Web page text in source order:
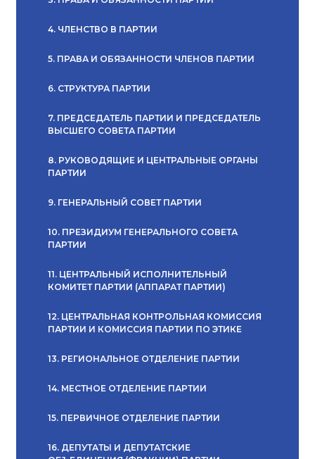
4. ЧЛЕНСТВО В ПАРТИИ
5. ПРАВА И ОБЯЗАННОСТИ ЧЛЕНОВ ПАРТИИ
6. СТРУКТУРА ПАРТИИ
7. ПРЕДСЕДАТЕЛЬ ПАРТИИ И ПРЕДСЕДАТЕЛЬ
ВЫСШЕГО СОВЕТА ПАРТИИ
8. РУКОВОДЯЩИЕ И ЦЕНТРАЛЬНЫЕ ОРГАНЫ
ПАРТИИ
9. ГЕНЕРАЛЬНЫЙ СОВЕТ ПАРТИИ
10. ПРЕЗИДИУМ ГЕНЕРАЛЬНОГО СОВЕТА
ПАРТИИ
11. ЦЕНТРАЛЬНЫЙ ИСПОЛНИТЕЛЬНЫЙ
КОМИТЕТ ПАРТИИ (АППАРАТ ПАРТИИ)
12. ЦЕНТРАЛЬНАЯ КОНТРОЛЬНАЯ КОМИССИЯ
ПАРТИИ И КОМИССИЯ ПАРТИИ ПО ЭТИКЕ
13. РЕГИОНАЛЬНОЕ ОТДЕЛЕНИЕ ПАРТИИ
14. МЕСТНОЕ ОТДЕЛЕНИЕ ПАРТИИ
15. ПЕРВИЧНОЕ ОТДЕЛЕНИЕ ПАРТИИ
16. ДЕПУТАТЫ И ДЕПУТАТСКИЕ